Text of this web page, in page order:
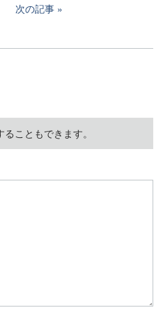
次の記事
ることもできます。